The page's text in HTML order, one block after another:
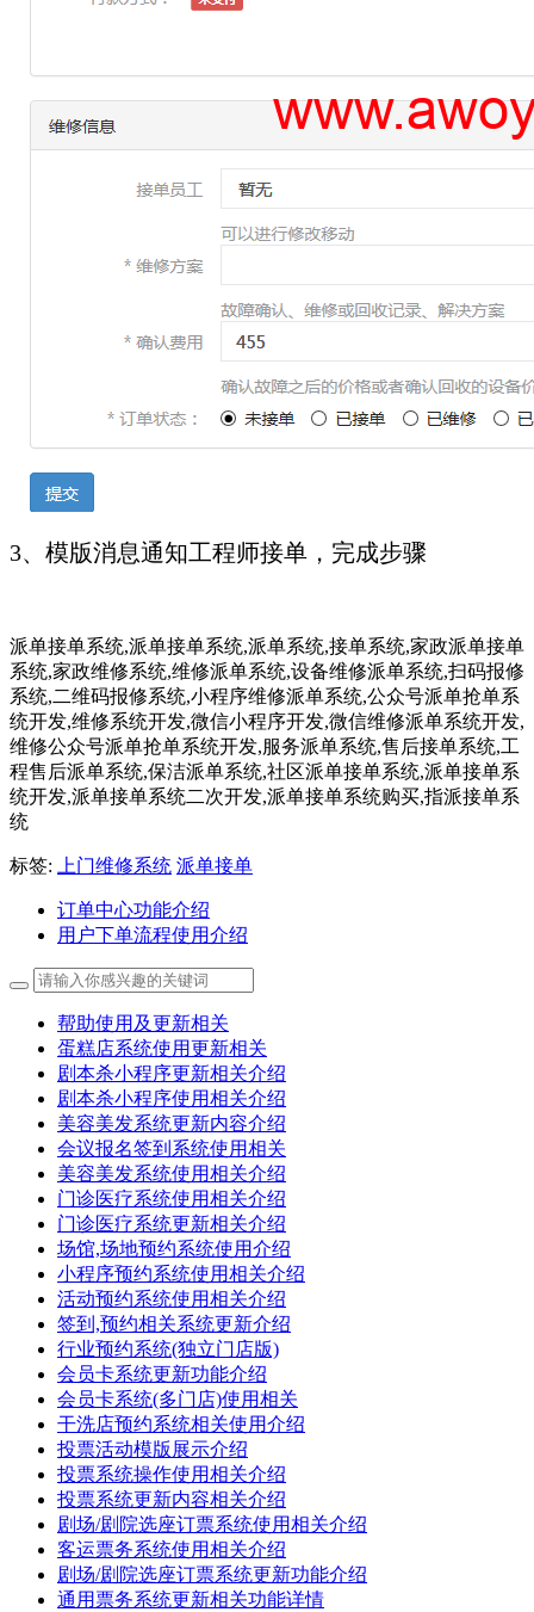
3、模版消息通知工程师接单，完成步骤
派单接单系统,派单接单系统,派单系统,接单系统,家政派单接单
系统,家政维修系统,维修派单系统,设备维修派单系统,扫码报修
系统,二维码报修系统,小程序维修派单系统,公众号派单抢单系
统开发,维修系统开发,微信小程序开发,微信维修派单系统开发,
维修公众号派单抢单系统开发,服务派单系统,售后接单系统,工
程售后派单系统,保洁派单系统,社区派单接单系统,派单接单系
统开发,派单接单系统二次开发,派单接单系统购买,指派接单系
统
标签: 上门维修系统 派单接单
订单中心功能介绍
用户下单流程使用介绍
帮助使用及更新相关
蛋糕店系统使用更新相关
剧本杀小程序更新相关介绍
剧本杀小程序使用相关介绍
美容美发系统更新内容介绍
会议报名签到系统使用相关
美容美发系统使用相关介绍
门诊医疗系统使用相关介绍
门诊医疗系统更新相关介绍
场馆,场地预约系统使用介绍
小程序预约系统使用相关介绍
活动预约系统使用相关介绍
签到,预约相关系统更新介绍
行业预约系统(独立门店版)
会员卡系统更新功能介绍
会员卡系统(多门店)使用相关
干洗店预约系统相关使用介绍
投票活动模版展示介绍
投票系统操作使用相关介绍
投票系统更新内容相关介绍
剧场/剧院选座订票系统使用相关介绍
客运票务系统使用相关介绍
剧场/剧院选座订票系统更新功能介绍
通用票务系统更新相关功能详情